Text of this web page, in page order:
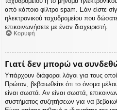
από κάποιο φίλτρο spam. Εάν είστε
ηλεκτρονικού ταχυδρομείου που
επικοινωνήσετε με έναν διαχειριστή.
Κορυφή
Γιατί δεν μπορώ να
Υπάρχουν διάφοροι λόγοι για τους
Πρώτον, βεβαιωθείτε ότι το όνομα
είναι σωστά. Αν είναι σωστά,
συστήματος συζητήσεων για να